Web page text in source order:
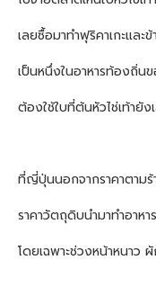
เลยซื้อมาทำฟุริคาเกะและข้
เป็นหนึ่งในอาหารท้องถิ่น
ต้องใช้ใบที่ต้นหัวไช่เท้ายั
ที่ญี่ปุ่นนอกจากราคาตามร้
ราคาวัตถุดิบนำมาทำอาห
โดยเฉพาะช่วงหน้าหนาว